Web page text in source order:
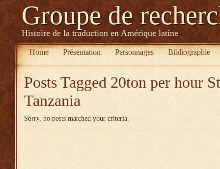
Groupe de
Histoire de la traduction en Amérique latine
Home Présentation Personnages Bibliographie
Posts Tagged 20ton per hour
Tanzania
Sorry, no posts matched your criteria.